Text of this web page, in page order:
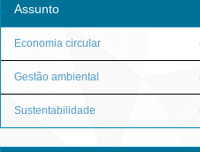
Assunto
Economia circular
Gestão ambiental
Sustentabilidade